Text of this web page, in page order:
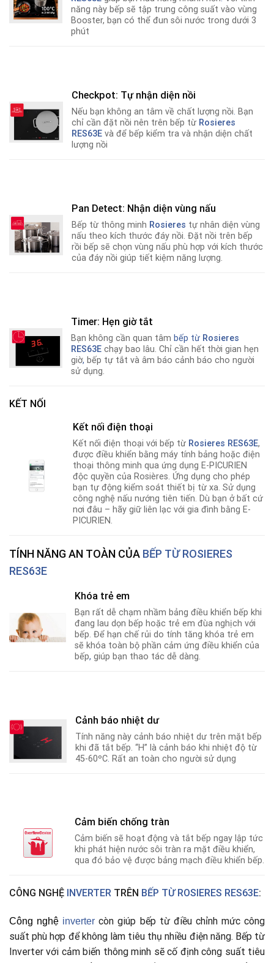
năng này bếp sẽ tập trung công suất vào vùng
Booster, bạn có thể đun sôi nước trong dưới 3
phút
Checkpot: Tự nhận diện nồi
Nếu bạn không an tâm về chất lượng nồi. Bạn
chỉ cần đặt nồi nên trên bếp từ Rosieres
RES63E và để bếp kiểm tra và nhận diện chất
lượng nồi
Pan Detect: Nhận diện vùng nấu
Bếp từ thông minh Rosieres tự nhân diện vùng
nấu theo kích thước đáy nồi. Đặt nồi trên bếp
rồi bếp sẽ chọn vùng nấu phù hợp với kích thước
của đáy nồi giúp tiết kiệm năng lượng.
Timer: Hẹn giờ tắt
Bạn không cần quan tâm bếp từ Rosieres
RES63E chạy bao lâu. Chỉ cần hết thời gian hẹn
giờ, bếp tự tắt và âm báo cảnh báo cho người
sử dụng.
KẾT NỐI
Kết nối điện thoại
Kết nối điện thoại với bếp từ Rosieres RES63E,
được điều khiển bằng máy tính bảng hoặc điện
thoại thông minh qua ứng dụng E-PICURIEN
độc quyền của Rosières. Ứng dụng cho phép
bạn tự động kiểm soát thiết bị từ xa. Sử dụng
công nghệ nấu nướng tiên tiến. Dù bạn ở bất cứ
nơi đâu – hãy giữ liên lạc với gia đình bằng E-
PICURIEN.
TÍNH NĂNG AN TOÀN CỦA BẾP TỪ ROSIERES
RES63E
Khóa trẻ em
Bạn rất dễ chạm nhầm bảng điều khiển bếp khi
đang lau dọn bếp hoặc trẻ em đùa nghịch với
bếp. Để hạn chế rủi do tính tăng khóa trẻ em
sẽ khóa toàn bộ phần cảm ứng điều khiển của
bếp, giúp bạn thao tác dễ dàng.
Cảnh báo nhiệt dư
Tính năng này cảnh báo nhiệt dư trên mặt bếp
khi đã tắt bếp. “H” là cảnh báo khi nhiệt độ từ
45-60ºC. Rất an toàn cho người sử dụng
Cảm biến chống tràn
Cảm biến sẽ hoạt động và tắt bếp ngay lập tức
khi phát hiện nước sôi tràn ra mặt điều khiển,
qua đó bảo vệ được bảng mạch điều khiển bếp.
CÔNG NGHỆ INVERTER TRÊN BẾP TỪ ROSIERES RES63E:
Công nghệ inverter còn giúp bếp từ điều chỉnh mức công
suất phù hợp để không làm tiêu thụ nhiều điện năng. Bếp từ
Inverter với cảm biến thông minh sẽ cố định công suất tiêu